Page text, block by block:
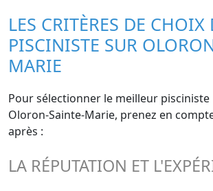
LES CRITÈRES DE CHOIX
PISCINISTE SUR
MARIE
Pour sélectionner le meilleur
Oloron-Sainte-Marie, prenez en
après :
LA RÉPUTATION ET